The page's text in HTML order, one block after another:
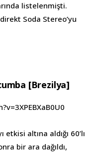
listelenmişti.
Soda Stereo’yu
[Brezilya]
altına aldığı 60’lı
bir ara dağıldı,